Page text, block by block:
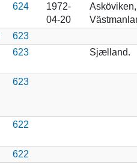
624
1972-
04-20
Asköviken,
623
623 Sjælland.
623
622
622